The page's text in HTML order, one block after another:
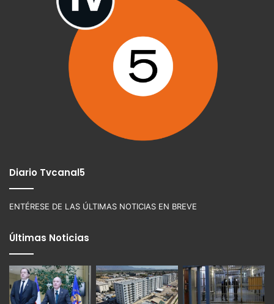
Diario Tvcanal5
ENTÉRESE DE LAS ÚLTIMAS NOTICIAS EN BREVE
Últimas Noticias